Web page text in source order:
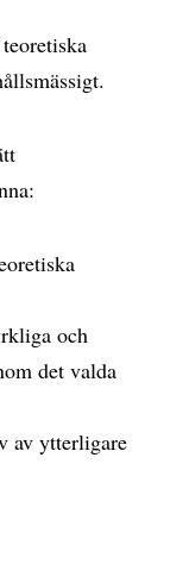
och
det valda
av ytterligare